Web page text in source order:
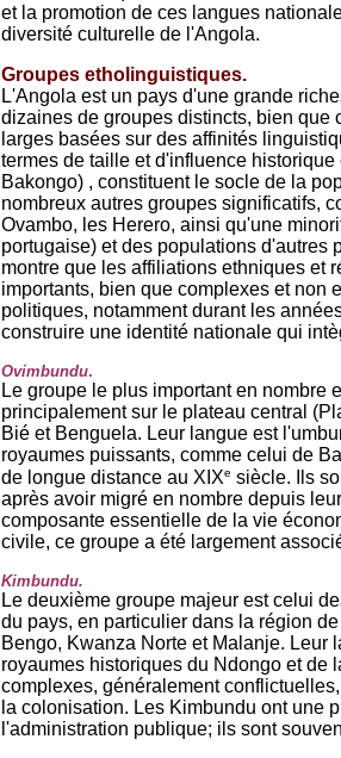
et la promotion de ces langues
diversité culturelle de l'Angola.
Groupes etholinguistiques.
L'Angola est un pays d'une grande
dizaines de groupes distincts, bien que
larges basées sur des affinités
termes de taille et d'influence
Bakongo) , constituent le socle de la
nombreux autres groupes significatifs,
Ovambo, les Herero, ainsi qu'une
portugaise) et des populations d'autres
montre que les affiliations ethniques et
importants, bien que complexes et non
politiques, notamment durant les
construire une identité nationale qui
Ovimbundu.
Le groupe le plus important en nombre
principalement sur le plateau central
Bié et Benguela. Leur langue est
royaumes puissants, comme celui de
de longue distance au XIXe siècle. Ils
après avoir migré en nombre depuis
composante essentielle de la vie
civile, ce groupe a été largement
Kimbundu.
Le deuxième groupe majeur est celui
du pays, en particulier dans la région
Bengo, Kwanza Norte et Malanje. Leur
royaumes historiques du Ndongo et de
complexes, généralement
la colonisation. Les Kimbundu ont une
l'administration publique; ils sont